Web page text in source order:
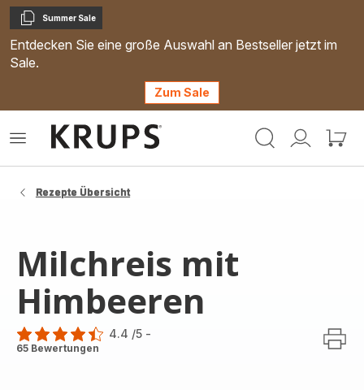
Kopieren
Summer Sale
Entdecken Sie eine große Auswahl an Bestseller jetzt im
Sale.
Zum Sale
Mein
Mein
Das
Rezepte Übersicht
Milchreis mit
Himbeeren
ratings.4.4
4.4 /5 -
65 Bewertungen